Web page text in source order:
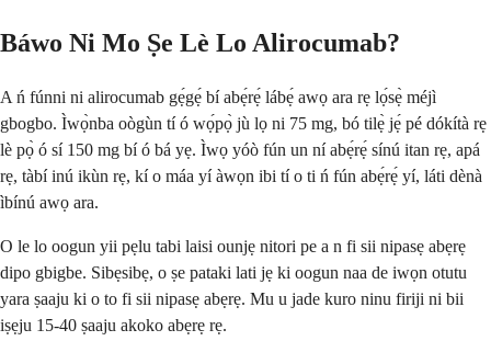
Báwo Ni Mo Ṣe Lè Lo Alirocumab?
A ń fúnni ni alirocumab gẹ́gẹ́ bí abẹ́rẹ́ lábẹ́ awọ ara rẹ lọ́sẹ̀ méjì
gbogbo. Ìwọ̀nba oògùn tí ó wọ́pọ̀ jù lọ ni 75 mg, bó tilẹ̀ jẹ́ pé dókítà rẹ
lè pọ̀ ó sí 150 mg bí ó bá yẹ. Ìwọ yóò fún un ní abẹ́rẹ́ sínú itan rẹ, apá
rẹ, tàbí inú ikùn rẹ, kí o máa yí àwọn ibi tí o ti ń fún abẹ́rẹ́ yí, láti dènà
ìbínú awọ ara.
O le lo oogun yii pẹlu tabi laisi ounjẹ nitori pe a n fi sii nipasẹ abẹrẹ
dipo gbigbe. Sibẹsibẹ, o ṣe pataki lati jẹ ki oogun naa de iwọn otutu
yara ṣaaju ki o to fi sii nipasẹ abẹrẹ. Mu u jade kuro ninu firiji ni bii
iṣẹju 15-40 ṣaaju akoko abẹrẹ rẹ.